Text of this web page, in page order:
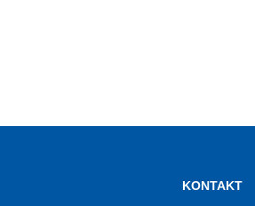
KONTAKT